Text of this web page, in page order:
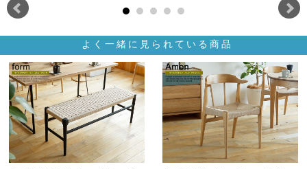
よく一緒に見られている商品